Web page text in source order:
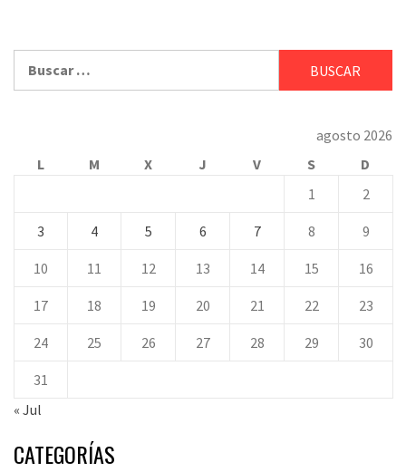
agosto 2026
L
M X J V S
D
1
2
3 4 5 6 7 8 9
10 11 12 13 14 15 16
17 18 19 20 21 22 23
24 25 26 27 28 29 30
31
« Jul
CATEGORÍAS